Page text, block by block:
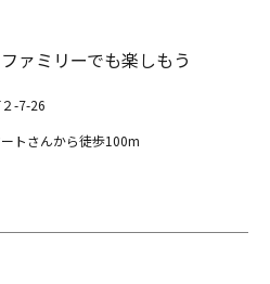
ァミリーでも楽しもう
-7-26
トさんから徒歩100m